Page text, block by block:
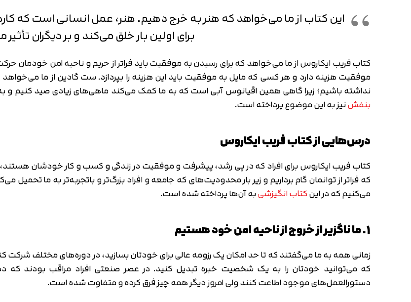
این کتاب از ما می‌خواهد که هنر به خرج دهیم. هنر، عمل انسانی است که
برای اولین ‌بار خلق می‌کند و بر دیگران تأثیر
کتاب فریب ایکاروس از ما می‌خواهد که برای رسیدن به موفقیت باید فراتر از حریم و ناحیه امن
موفقیت هزینه دارد و هر کسی که مایل به موفقیت باید این هزینه را بپردازد. ست گادین از ما
نداشته باشیم؛ زیرا گاهی همین اقیانوس آبی است که به ما کمک می‌کند ماهی‌های زیادی صید کنیم و
بنفشنیز به این موضوع پرداخته است.
درس‌هایی از کتاب فریب ایکاروس
کتاب فریب ایکاروس برای افراد که در پی رشد، پیشرفت و موفقیت در زندگی و کسب و کار خودشان
که فراتر از توانمان گام برداریم و زیر بار محدودیت‌های که جامعه و افراد بزرگ‌تر و باتجربه‌تر به ما تحمیل
می‌کنیم که در اینکتاب انگیزشیبه آن‌ها پرداخته شده است.
1. ما ناگزیر از خروج از ناحیه امن خود هستیم
زمانی همه به ما می‌گفتند که تا حد امکان یک رزومه عالی برای خودتان بسازید، در دوره‌های مختلف شرکت
که می‌توانید خودتان را به یک شخصیت خبره تبدیل کنید. در عصر صنعتی افراد مراقب بودند که
دستورالعمل‌های موجود اطاعت کنند ولی امروز دیگر همه چیز فرق کرده و متفاوت شده است.
تایید کد
اصلاح شماره
متوجه شدم